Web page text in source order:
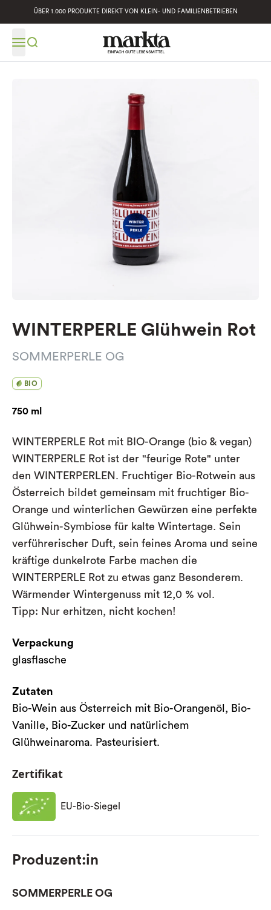
ÜBER 1.000 PRODUKTE DIREKT VON KLEIN- UND FAMILIENBETRIEBEN
WINTERPERLE Glühwein Rot
SOMMERPERLE OG
BIO
750 ml
WINTERPERLE Rot mit BIO-Orange (bio & vegan)
WINTERPERLE Rot ist der "feurige Rote" unter
den WINTERPERLEN. Fruchtiger Bio-Rotwein aus
Österreich bildet gemeinsam mit fruchtiger Bio-
Orange und winterlichen Gewürzen eine perfekte
Glühwein-Symbiose für kalte Wintertage. Sein
verführerischer Duft, sein feines Aroma und seine
kräftige dunkelrote Farbe machen die
WINTERPERLE Rot zu etwas ganz Besonderem.
Wärmender Wintergenuss mit 12,0 % vol.
Tipp: Nur erhitzen, nicht kochen!
Verpackung
glasflasche
Zutaten
Bio-Wein aus Österreich mit Bio-Orangenöl, Bio-
Vanille, Bio-Zucker und natürlichem
Glühweinaroma. Pasteurisiert.
Zertifikat
EU-Bio-Siegel
Produzent:in
SOMMERPERLE OG